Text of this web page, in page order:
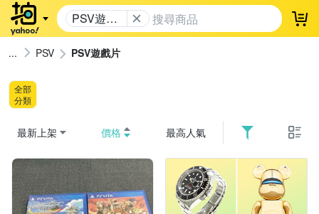
PSV遊戲
片
登
PSV PSV遊戲片
全部
分類
最新上架 價格 最高人氣